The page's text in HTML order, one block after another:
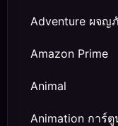
Adventure ผจญ
Amazon Prime
Animal
Animation การ์ตู